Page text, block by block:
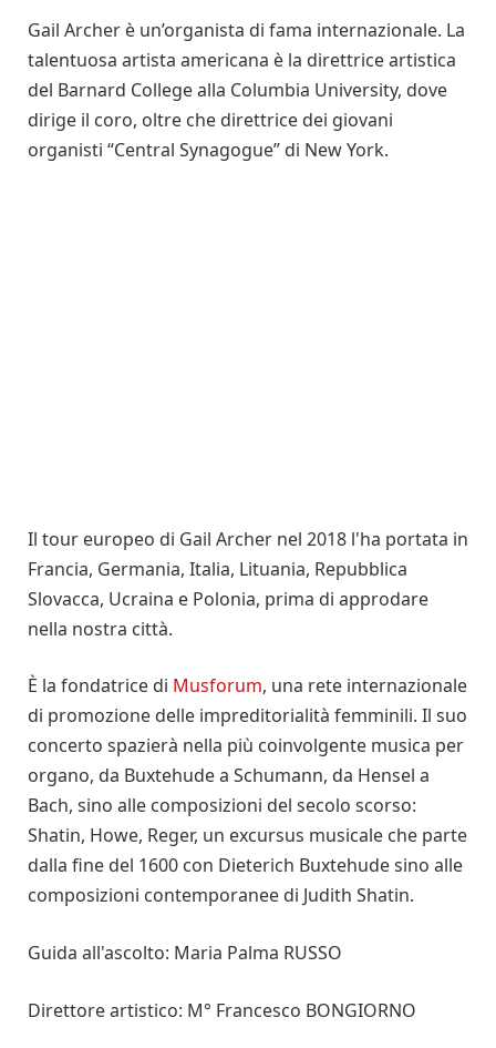
Gail Archer è un’organista di fama internazionale. La
talentuosa artista americana è la direttrice artistica
del Barnard College alla Columbia University, dove
dirige il coro, oltre che direttrice dei giovani
organisti “Central Synagogue” di New York.
Il tour europeo di Gail Archer nel 2018 l'ha portata in
Francia, Germania, Italia, Lituania, Repubblica
Slovacca, Ucraina e Polonia, prima di approdare
nella nostra città.
È la fondatrice di Musforum, una rete internazionale
di promozione delle impreditorialità femminili. Il suo
concerto spazierà nella più coinvolgente musica per
organo, da Buxtehude a Schumann, da Hensel a
Bach, sino alle composizioni del secolo scorso:
Shatin, Howe, Reger, un excursus musicale che parte
dalla fine del 1600 con Dieterich Buxtehude sino alle
composizioni contemporanee di Judith Shatin.
Guida all'ascolto: Maria Palma RUSSO
Direttore artistico: M° Francesco BONGIORNO